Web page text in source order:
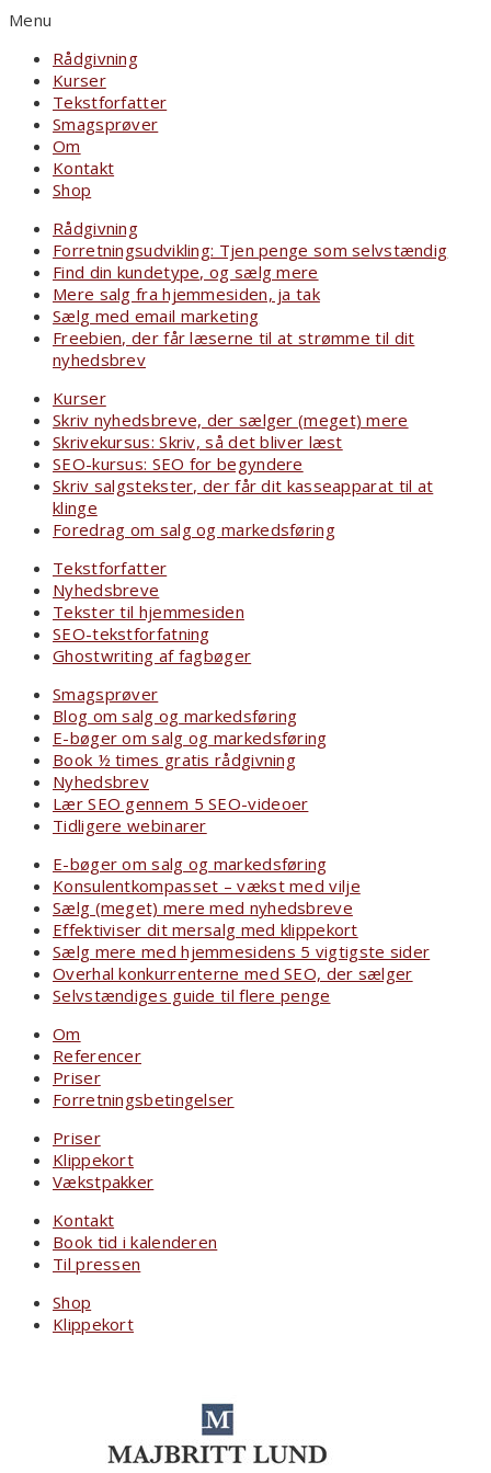
Menu
Rådgivning
Kurser
Tekstforfatter
Smagsprøver
Om
Kontakt
Shop
Rådgivning
Forretningsudvikling: Tjen penge som selvstændig
Find din kundetype, og sælg mere
Mere salg fra hjemmesiden, ja tak
Sælg med email marketing
Freebien, der får læserne til at strømme til dit
nyhedsbrev
Kurser
Skriv nyhedsbreve, der sælger (meget) mere
Skrivekursus: Skriv, så det bliver læst
SEO-kursus: SEO for begyndere
Skriv salgstekster, der får dit kasseapparat til at
klinge
Foredrag om salg og markedsføring
Tekstforfatter
Nyhedsbreve
Tekster til hjemmesiden
SEO-tekstforfatning
Ghostwriting af fagbøger
Smagsprøver
Blog om salg og markedsføring
E-bøger om salg og markedsføring
Book ½ times gratis rådgivning
Nyhedsbrev
Lær SEO gennem 5 SEO-videoer
Tidligere webinarer
E-bøger om salg og markedsføring
Konsulentkompasset – vækst med vilje
Sælg (meget) mere med nyhedsbreve
Effektiviser dit mersalg med klippekort
Sælg mere med hjemmesidens 5 vigtigste sider
Overhal konkurrenterne med SEO, der sælger
Selvstændiges guide til flere penge
Om
Referencer
Priser
Forretningsbetingelser
Priser
Klippekort
Vækstpakker
Kontakt
Book tid i kalenderen
Til pressen
Shop
Klippekort